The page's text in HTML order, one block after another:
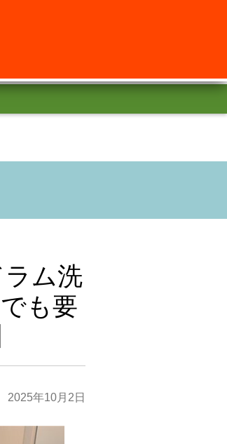
ラム洗
も要
2025年10月2日